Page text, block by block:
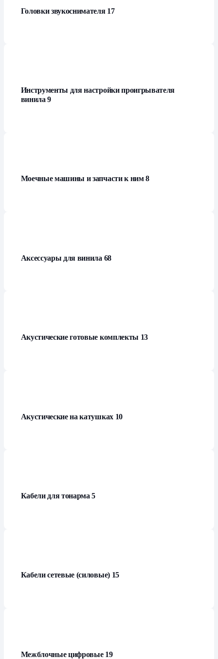
Головки звукоснимателя 17
Инструменты для настройки проигрывателя
винила9
Моечные машины и запчасти к ним8
Аксессуары для винила 68
Акустические готовые комплекты 13
Акустические на катушках 10
Кабели для тонарма5
Кабели сетевые (силовые) 15
Межблочные цифровые 19